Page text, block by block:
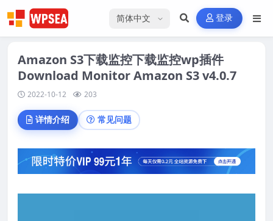
选择语言 登录
Amazon S3下载监控下载监控wp插件
Download Monitor Amazon S3 v4.0.7
2022-10-12 203
详情介绍 常见问题